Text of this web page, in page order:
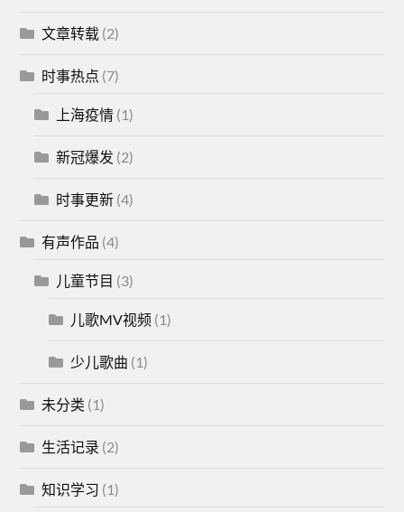
文章转载 (2)
时事热点 (7)
上海疫情 (1)
新冠爆发 (2)
时事更新 (4)
有声作品 (4)
儿童节目 (3)
儿歌MV视频 (1)
少儿歌曲 (1)
未分类 (1)
生活记录 (2)
知识学习 (1)